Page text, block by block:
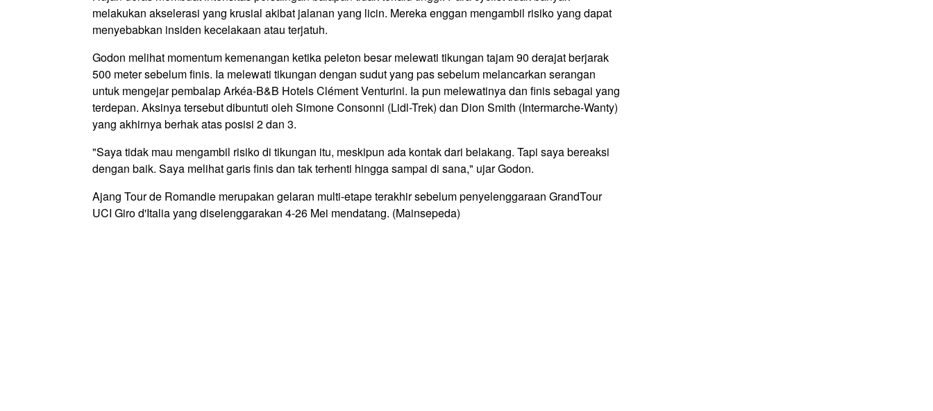
melakukan akselerasi yang krusial akibat jalanan yang licin. Mereka enggan mengambil risiko yang dapat
menyebabkan insiden kecelakaan atau terjatuh.
Godon melihat momentum kemenangan ketika peleton besar melewati tikungan tajam 90 derajat berjarak
500 meter sebelum finis. Ia melewati tikungan dengan sudut yang pas sebelum melancarkan serangan
untuk mengejar pembalap Arkéa-B&B Hotels Clément Venturini. Ia pun melewatinya dan finis sebagai yang
terdepan. Aksinya tersebut dibuntuti oleh Simone Consonni (Lidl-Trek) dan Dion Smith (Intermarche-Wanty)
yang akhirnya berhak atas posisi 2 dan 3.
"Saya tidak mau mengambil risiko di tikungan itu, meskipun ada kontak dari belakang. Tapi saya bereaksi
dengan baik. Saya melihat garis finis dan tak terhenti hingga sampai di sana," ujar Godon.
Ajang Tour de Romandie merupakan gelaran multi-etape terakhir sebelum penyelenggaraan GrandTour
UCI Giro d'Italia yang diselenggarakan 4-26 Mei mendatang. (Mainsepeda)